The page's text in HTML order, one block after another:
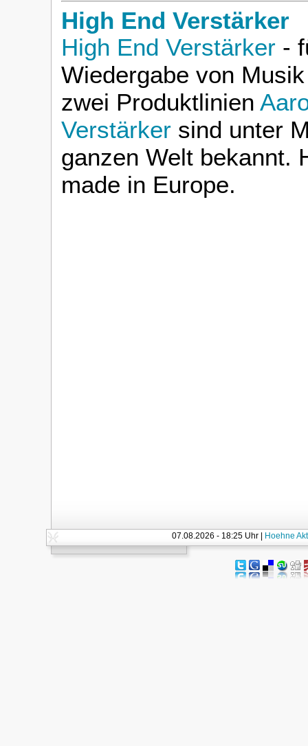
High End Verstärker
High End Verstärker -
Wiedergabe von
zwei Produktlinien
Verstärker sind unter
ganzen Welt bekannt.
made in Europe.
07.08.2026 - 18:25 Uhr | Hoehne